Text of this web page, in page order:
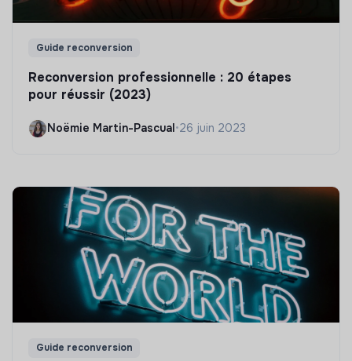
Guide reconversion
Reconversion professionnelle : 20 étapes
pour réussir (2023)
Noëmie Martin-Pascual •26 juin 2023
Guide reconversion